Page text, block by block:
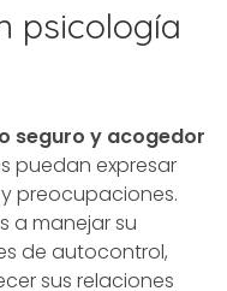
psicología
seguro y acogedor
puedan expresar
preocupaciones.
a manejar su
de autocontrol,
sus relaciones